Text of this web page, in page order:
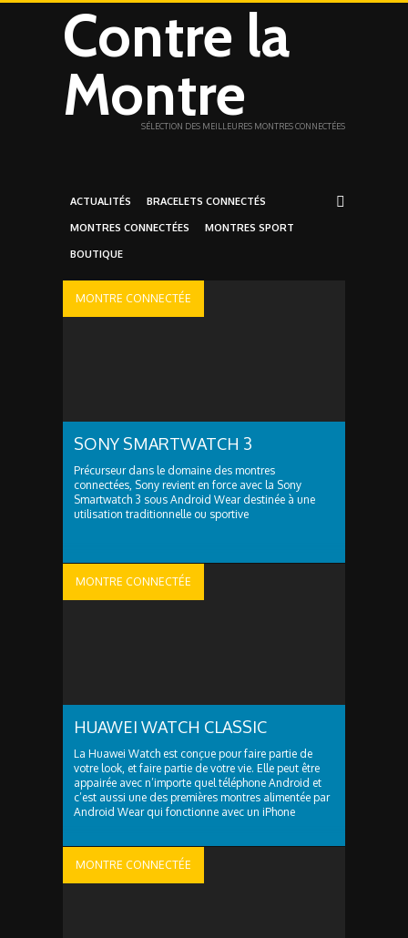
Contre la
Montre
SÉLECTION DES MEILLEURES MONTRES CONNECTÉES
ACTUALITÉS BRACELETS CONNECTÉS
MONTRES CONNECTÉES MONTRES SPORT
BOUTIQUE
MONTRE CONNECTÉE
SONY SMARTWATCH 3
Précurseur dans le domaine des montres
connectées, Sony revient en force avec la Sony
Smartwatch 3 sous Android Wear destinée à une
utilisation traditionnelle ou sportive
MONTRE CONNECTÉE
HUAWEI WATCH CLASSIC
La Huawei Watch est conçue pour faire partie de
votre look, et faire partie de votre vie. Elle peut être
appairée avec n’importe quel téléphone Android et
c’est aussi une des premières montres alimentée par
Android Wear qui fonctionne avec un iPhone
MONTRE CONNECTÉE